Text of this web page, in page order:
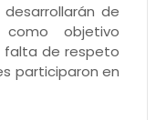
de
objetivo
falta de respeto
participaron en